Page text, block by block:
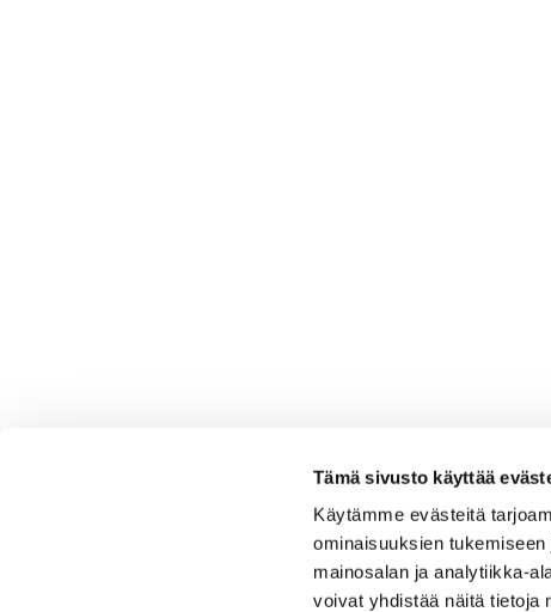
Tämä sivusto käyttää
Käytämme evästeitä
ominaisuuksien
mainosalan ja analytiikka-
voivat yhdistää näitä tietoja